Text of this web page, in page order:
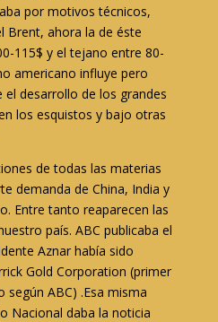
por motivos técnicos,
Brent, ahora la de éste
115$ y el tejano entre 80-
americano influye pero
desarrollo de los grandes
los esquistos y bajo otras
de todas las materias
demanda de China, India y
Entre tanto reaparecen las
país. ABC publicaba el
Aznar había sido
Gold Corporation (primer
ABC) .Esa misma
Nacional daba la noticia